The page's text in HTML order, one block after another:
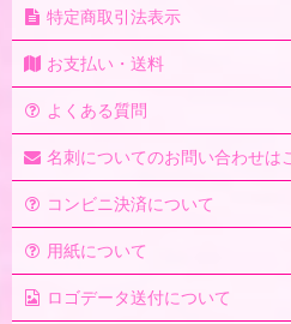
特定商取引法表示
お支払い・送料
よくある質問
名刺についてのお問い合わせは
コンビニ決済について
用紙について
ロゴデータ送付について